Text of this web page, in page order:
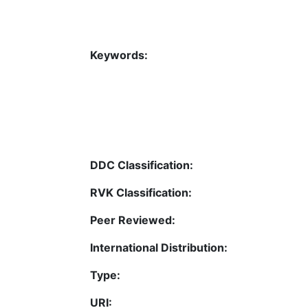
Keywords:
DDC Classification:
RVK Classification:
Peer Reviewed:
International Distribution:
Type:
URI: